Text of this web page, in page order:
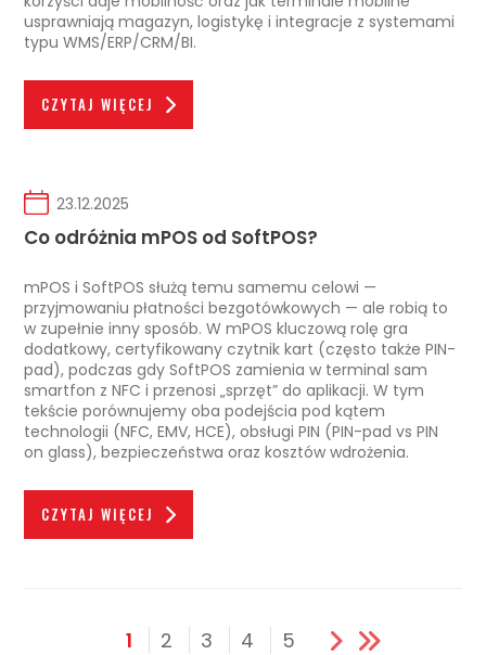
usprawniają magazyn, logistykę i integracje z systemami
typu WMS/ERP/CRM/BI.
CZYTAJ WIĘCEJ
23.12.2025
Co odróżnia mPOS od SoftPOS?
mPOS i SoftPOS służą temu samemu celowi —
przyjmowaniu płatności bezgotówkowych — ale robią to
w zupełnie inny sposób. W mPOS kluczową rolę gra
dodatkowy, certyfikowany czytnik kart (często także PIN-
pad), podczas gdy SoftPOS zamienia w terminal sam
smartfon z NFC i przenosi „sprzęt” do aplikacji. W tym
tekście porównujemy oba podejścia pod kątem
technologii (NFC, EMV, HCE), obsługi PIN (PIN-pad vs PIN
on glass), bezpieczeństwa oraz kosztów wdrożenia.
CZYTAJ WIĘCEJ
1 2 3 4 5